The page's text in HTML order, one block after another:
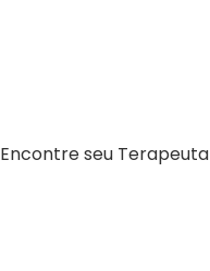
Encontre seu Terapeuta